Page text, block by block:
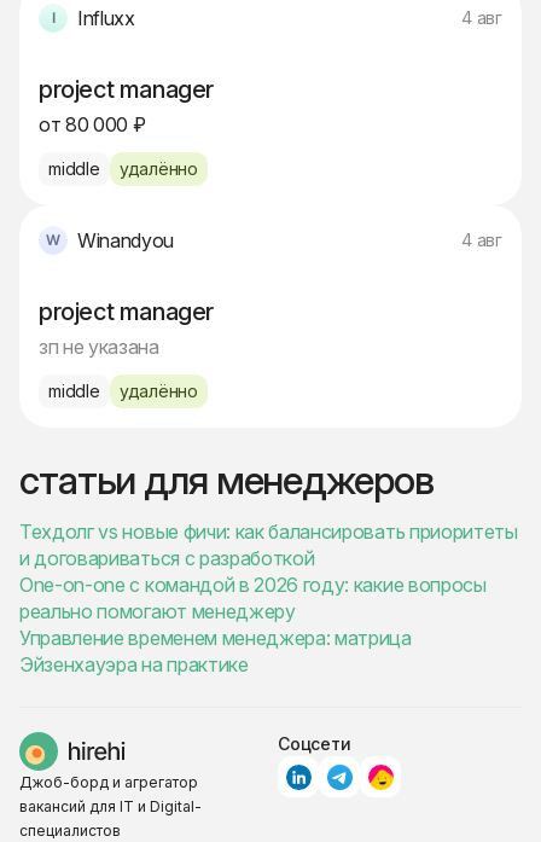
Influxx 4 авг
project manager
от 80 000 ₽
middle удалённо
Winandyou 4 авг
project manager
зп не указана
middle удалённо
статьи для менеджеров
Техдолг vs новые фичи: как балансировать приоритеты
и договариваться с разработкой
One-on-one с командой в 2026 году: какие вопросы
реально помогают менеджеру
Управление временем менеджера: матрица
Эйзенхауэра на практике
Джоб-борд и агрегатор
вакансий для IT и Digital-
специалистов
Соцсети